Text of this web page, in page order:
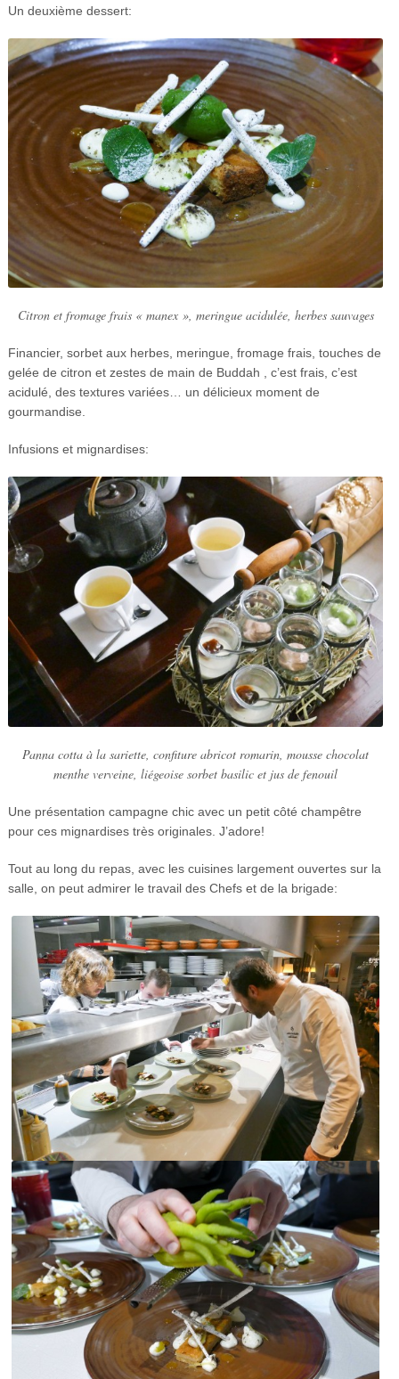
Un deuxième dessert:
Citron et fromage frais « manex », meringue acidulée, herbes sauvages
Financier, sorbet aux herbes, meringue, fromage frais, touches de
gelée de citron et zestes de main de Buddah , c’est frais, c’est
acidulé, des textures variées… un délicieux moment de
gourmandise.
Infusions et mignardises:
Panna cotta à la sariette, confiture abricot romarin, mousse chocolat
menthe verveine, liégeoise sorbet basilic et jus de fenouil
Une présentation campagne chic avec un petit côté champêtre
pour ces mignardises très originales. J’adore!
Tout au long du repas, avec les cuisines largement ouvertes sur la
salle, on peut admirer le travail des Chefs et de la brigade: